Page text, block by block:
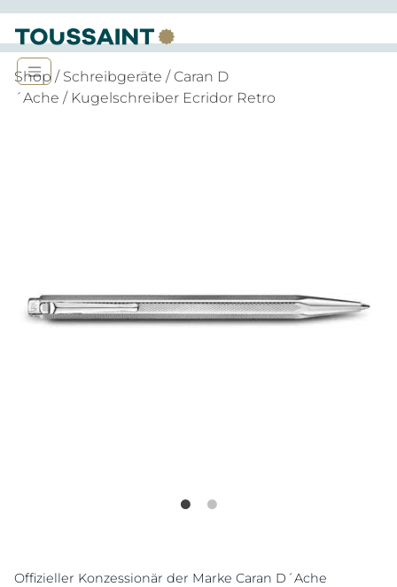
Shop / Schreibgeräte / Caran D
´Ache / Kugelschreiber Ecridor Retro
Offizieller Konzessionär der Marke Caran D´Ache